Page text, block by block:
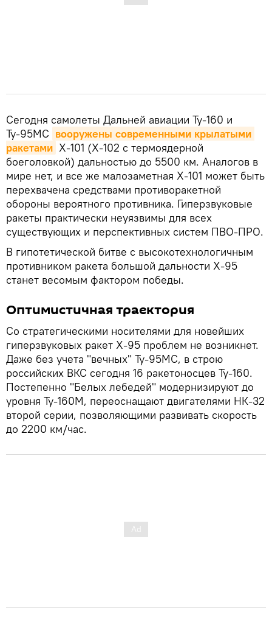
Сегодня самолеты Дальней авиации Ту-160 и
Ту-95МС вооружены современными крылатыми
ракетами Х-101 (Х-102 с термоядерной
боеголовкой) дальностью до 5500 км. Аналогов в
мире нет, и все же малозаметная Х-101 может быть
перехвачена средствами противоракетной
обороны вероятного противника. Гиперзвуковые
ракеты практически неуязвимы для всех
существующих и перспективных систем ПВО-ПРО.
В гипотетической битве с высокотехнологичным
противником ракета большой дальности Х-95
станет весомым фактором победы.
Оптимистичная траектория
Со стратегическими носителями для новейших
гиперзвуковых ракет Х-95 проблем не возникнет.
Даже без учета "вечных" Ту-95МС, в строю
российских ВКС сегодня 16 ракетоносцев Ту-160.
Постепенно "Белых лебедей" модернизируют до
уровня Ту-160М, переоснащают двигателями НК-32
второй серии, позволяющими развивать скорость
до 2200 км/час.